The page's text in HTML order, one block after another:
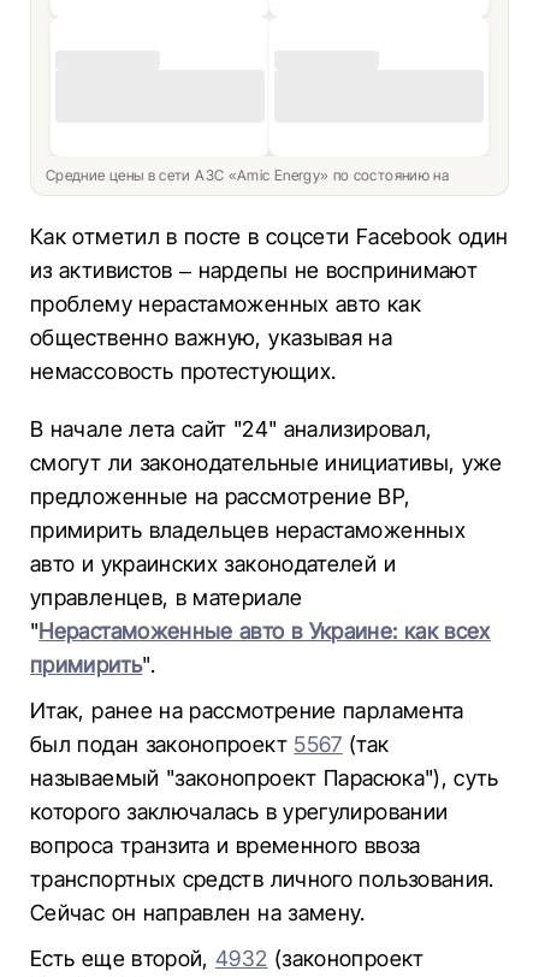
Средние цены в сети АЗС «Amic Energy» по состоянию на
Как отметил в посте в соцсети Facebook один
из активистов – нардепы не воспринимают
проблему нерастаможенных авто как
общественно важную, указывая на
немассовость протестующих.
В начале лета сайт "24" анализировал,
смогут ли законодательные инициативы, уже
предложенные на рассмотрение ВР,
примирить владельцев нерастаможенных
авто и украинских законодателей и
управленцев, в материале
"Нерастаможенные авто в Украине: как всех
примирить".
Итак, ранее на рассмотрение парламента
был подан законопроект 5567 (так
называемый "законопроект Парасюка"), суть
которого заключалась в урегулировании
вопроса транзита и временного ввоза
транспортных средств личного пользования.
Сейчас он направлен на замену.
Есть еще второй,4932 (законопроект